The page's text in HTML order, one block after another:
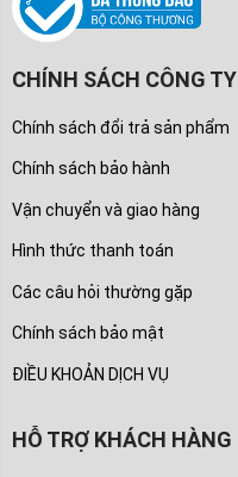
CHÍNH SÁCH CÔNG TY
Chính sách đổi trả sản phẩm
Chính sách bảo hành
Vận chuyển và giao hàng
Hình thức thanh toán
Các câu hỏi thường gặp
Chính sách bảo mật
ĐIỀU KHOẢN DỊCH VỤ
HỖ TRỢ KHÁCH HÀNG